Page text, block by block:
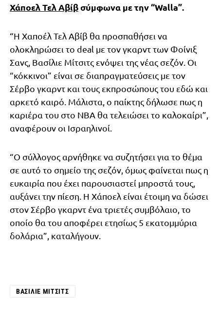
Χάποελ Τελ Αβίβσύμφωνα με την “Walla”.
“Η Χαποέλ Τελ Αβίβ θα προσπαθήσει να
ολοκληρώσει το deal με τον γκαρντ των Φοίνιξ
Σανς, Βασίλιε Μίτσιτς ενόψει της νέας σεζόν. Οι
“κόκκινοι” είναι σε διαπραγματεύσεις με τον
Σέρβο γκαρντ και τους εκπροσώπους του εδώ και
αρκετό καιρό. Μάλιστα, ο παίκτης δήλωσε πως η
καριέρα του στο ΝΒΑ θα τελειώσει το καλοκαίρι”,
αναφέρουν οι Ισραηλινοί.
“Ο σύλλογος αρνήθηκε να συζητήσει για το θέμα
σε αυτό το σημείο της σεζόν, όμως φαίνεται πως η
ευκαιρία που έχει παρουσιαστεί μπροστά τους,
αυξάνει την πίεση. Η Χάποελ είναι έτοιμη να δώσει
στον Σέρβο γκαρντ ένα τριετές συμβόλαιο, το
οποίο θα του αποφέρει ετησίως 5 εκατομμύρια
δολάρια”, καταλήγουν.
ΒΑΣΊΛΙΕ ΜΊΤΣΙΤΣ